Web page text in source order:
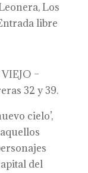
Los
libre
–
32 y 39.
cielo’,
del